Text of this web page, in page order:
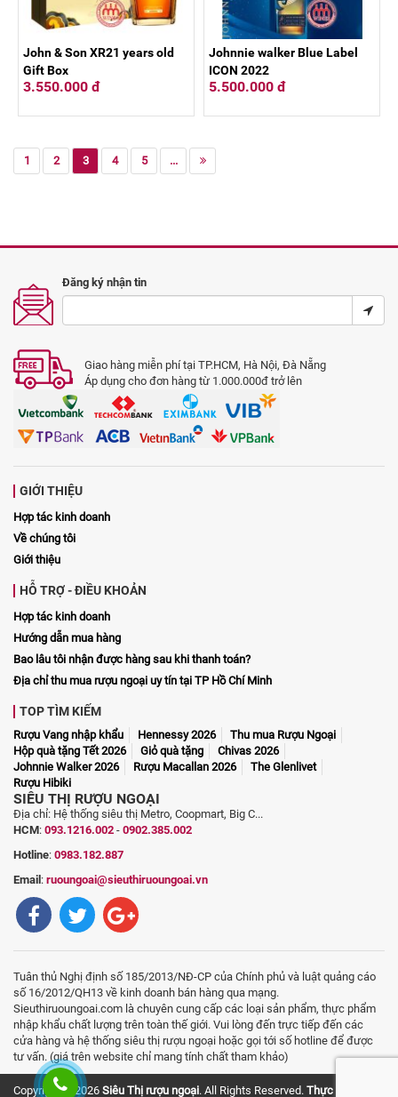
John & Son XR21 years old
Gift Box
3.550.000 đ
Johnnie walker Blue Label
ICON 2022
5.500.000 đ
1 2 3 4 5 ...
Đăng ký nhận tin
Giao hàng miễn phí tại TP.HCM, Hà Nội, Đà Nẵng
Áp dụng cho đơn hàng từ 1.000.000đ trở lên
GIỚI THIỆU
Hợp tác kinh doanh
Về chúng tôi
Giới thiệu
HỖ TRỢ - ĐIỀU KHOẢN
Hợp tác kinh doanh
Hướng dẫn mua hàng
Bao lâu tôi nhận được hàng sau khi thanh toán?
Địa chỉ thu mua rượu ngoại uy tín tại TP Hồ Chí Minh
TOP TÌM KIẾM
Rượu Vang nhập khẩu Hennessy 2026
Thu mua Rượu Ngoại
Hộp quà tặng Tết 2026
Giỏ quà tặng
Chivas 2026
Johnnie Walker 2026
Rượu Macallan 2026
The Glenlivet
Rượu Hibiki
SIÊU THỊ RƯỢU NGOẠI
Địa chỉ: Hệ thống siêu thị Metro, Coopmart, Big C...
HCM: 093.1216.002 - 0902.385.002
Hotline: 0983.182.887
Email : ruoungoai@sieuthiruoungoai.vn
Tuân thủ Nghị định số 185/2013/NĐ-CP của Chính phủ và luật quảng cáo
số 16/2012/QH13 về kinh doanh bán hàng qua mạng.
Sieuthiruoungoai.com là chuyên cung cấp các loại sản phẩm, thực phẩm
nhập khẩu chất lượng trên toàn thế giới. Vui lòng đến trực tiếp đến các
cửa hàng và hệ thống siêu thị rượu ngoại hoặc gọi tới số hotline để được
tư vấn. (giá trên website chỉ mang tính chất tham khảo)
Copyright © 2026 Siêu Thị rượu ngoại. All Rights Reserved. Thực phẩm